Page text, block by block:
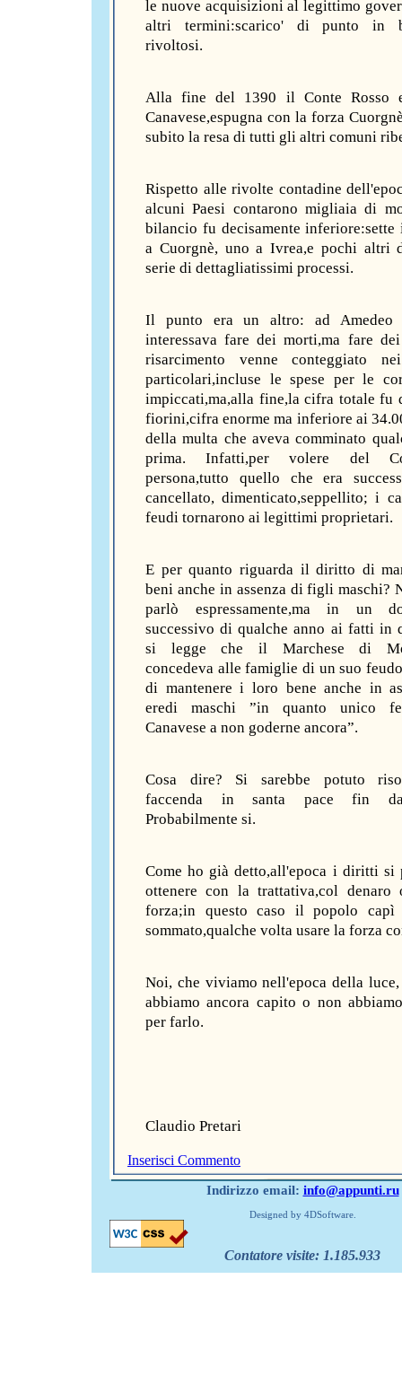
le nuove acquisizioni al legittimo
altri termini:scarico' di punto in
rivoltosi.
Alla fine del 1390 il Conte Rosso
Canavese,espugna con la forza
subito la resa di tutti gli altri comuni
Rispetto alle rivolte contadine
alcuni Paesi contarono migliaia di
bilancio fu decisamente inferiore:sette
a Cuorgnè, uno a Ivrea,e pochi altri
serie di dettagliatissimi processi.
Il punto era un altro: ad
interessava fare dei morti,ma fare
risarcimento venne conteggiato
particolari,incluse le spese per le
impiccati,ma,alla fine,la cifra totale fu
fiorini,cifra enorme ma inferiore ai
della multa che aveva comminato
prima. Infatti,per volere del
persona,tutto quello che era
cancellato, dimenticato,seppellito; i
feudi tornarono ai legittimi proprietari.
E per quanto riguarda il diritto di
beni anche in assenza di figli maschi?
parlò espressamente,ma in un
successivo di qualche anno ai fatti in
si legge che il Marchese di
concedeva alle famiglie di un suo
di mantenere i loro bene anche in
eredi maschi ”in quanto unico
Canavese a non goderne ancora”.
Cosa dire? Si sarebbe potuto
faccenda in santa pace fin
Probabilmente si.
Come ho già detto,all'epoca i diritti si
ottenere con la trattativa,col
forza;in questo caso il popolo capì
sommato,qualche volta usare la forza
Noi, che viviamo nell'epoca della
abbiamo ancora capito o non
per farlo.
Claudio Pretari
Inserisci Commento
Indirizzo email: info@appunti.ru
Designed by 4DSoftware.
Contatore visite: 1.185.933